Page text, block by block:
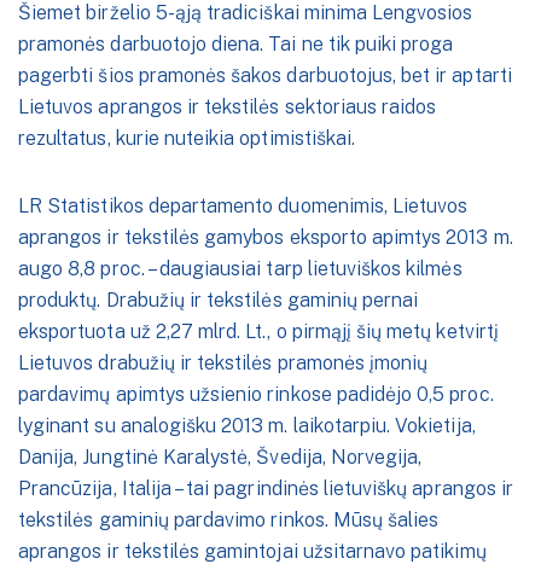
Šiemet birželio 5-ąją tradiciškai minima Lengvosios
pramonės darbuotojo diena. Tai ne tik puiki proga
pagerbti šios pramonės šakos darbuotojus, bet ir aptarti
Lietuvos aprangos ir tekstilės sektoriaus raidos
rezultatus, kurie nuteikia optimistiškai.
LR Statistikos departamento duomenimis, Lietuvos
aprangos ir tekstilės gamybos eksporto apimtys 2013 m.
augo 8,8 proc. – daugiausiai tarp lietuviškos kilmės
produktų. Drabužių ir tekstilės gaminių pernai
eksportuota už 2,27 mlrd. Lt., o pirmąjį šių metų ketvirtį
Lietuvos drabužių ir tekstilės pramonės įmonių
pardavimų apimtys užsienio rinkose padidėjo 0,5 proc.
lyginant su analogišku 2013 m. laikotarpiu. Vokietija,
Danija, Jungtinė Karalystė, Švedija, Norvegija,
Prancūzija, Italija – tai pagrindinės lietuviškų aprangos ir
tekstilės gaminių pardavimo rinkos. Mūsų šalies
aprangos ir tekstilės gamintojai užsitarnavo patikimų